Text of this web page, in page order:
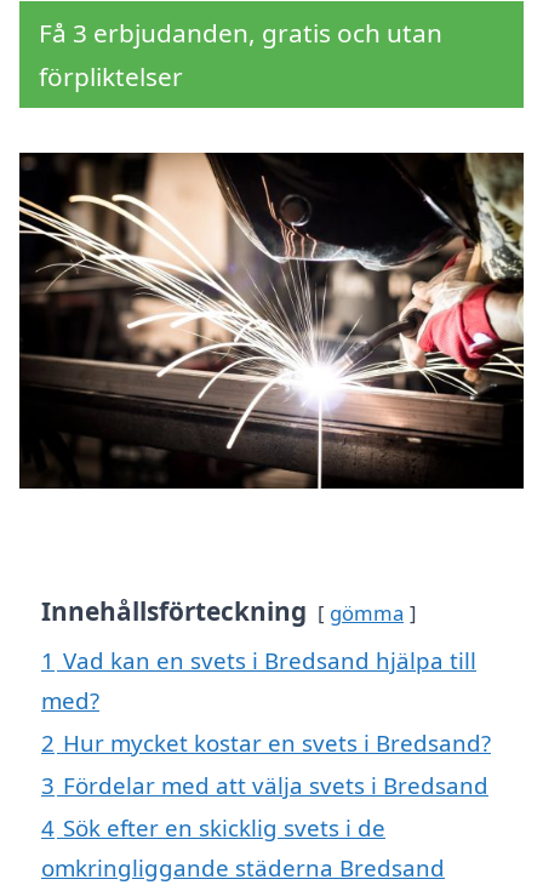
Få 3 erbjudanden, gratis och utan
förpliktelser
Innehållsförteckning gömma
1 Vad kan en svets i Bredsand hjälpa till
med?
2 Hur mycket kostar en svets i Bredsand?
3 Fördelar med att välja svets i Bredsand
4 Sök efter en skicklig svets i de
omkringliggande städerna Bredsand